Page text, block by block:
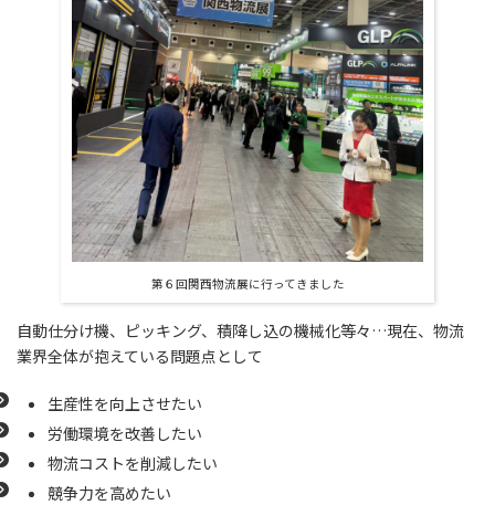
第６回関西物流展に行ってきました
自動仕分け機、ピッキング、積降し込の機械化等々…現在、物流
業界全体が抱えている問題点として
生産性を向上させたい
労働環境を改善したい
物流コストを削減したい
競争力を高めたい